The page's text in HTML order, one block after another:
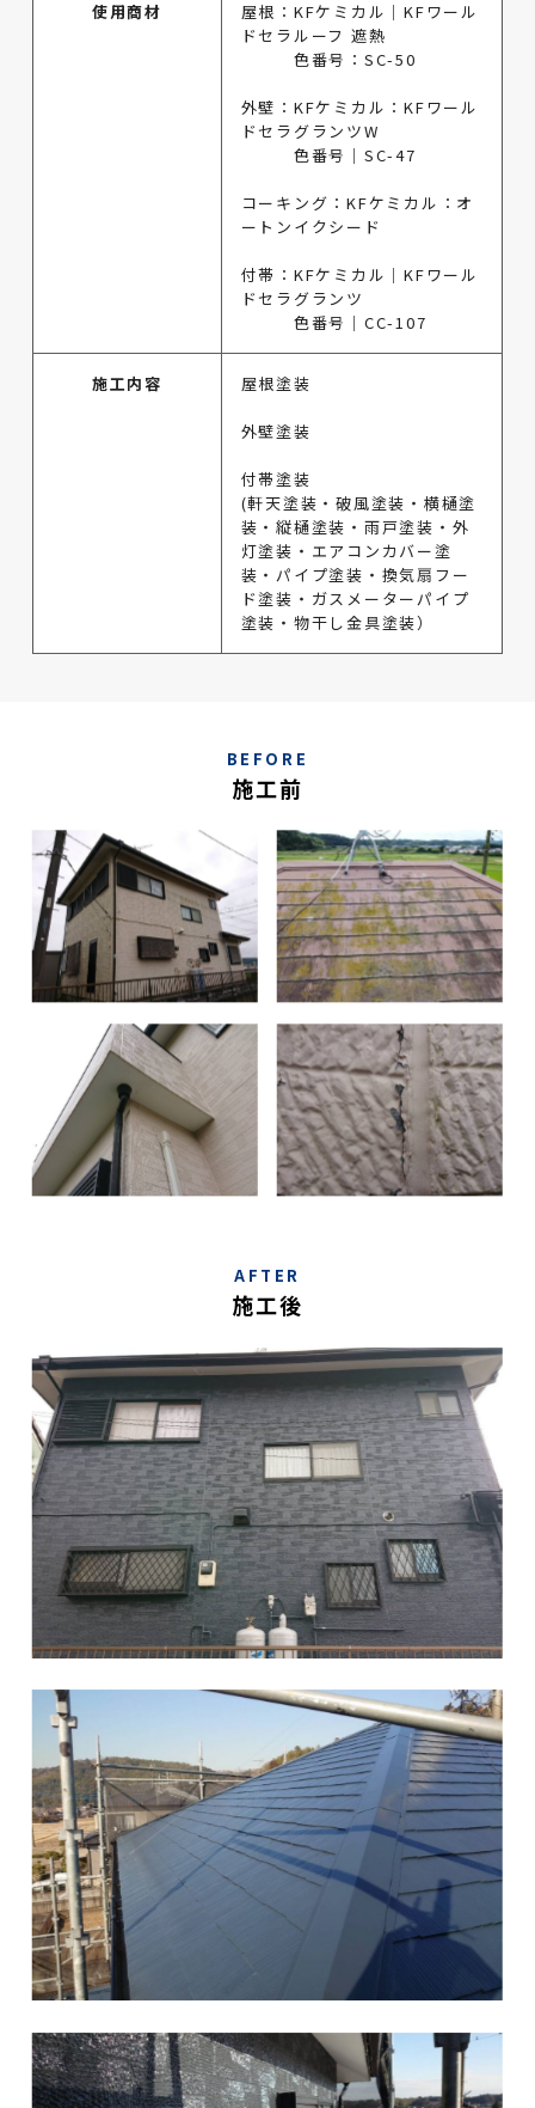
使用商材
屋根：KFケミカル｜KFワール
ドセラルーフ 遮熱
色番号：SC-50
外壁：KFケミカル：KFワール
ドセラグランツW
色番号｜SC-47
コーキング：KFケミカル：オ
ートンイクシード
付帯：KFケミカル｜KFワール
ドセラグランツ
色番号｜CC-107
施工内容 屋根塗装
外壁塗装
付帯塗装
(軒天塗装・破風塗装・横樋塗
装・縦樋塗装・雨戸塗装・外
灯塗装・エアコンカバー塗
装・パイプ塗装・換気扇フー
ド塗装・ガスメーターパイプ
塗装・物干し金具塗装）
BEFORE
施工前
AFTER
施工後